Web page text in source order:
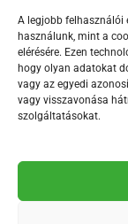
A legjobb felhasználói
használunk, mint a
elérésére. Ezen
hogy olyan adatokat
vagy az egyedi
vagy visszavonása
szolgáltatásokat.
F
a
c
e
b
o
-
Y
o
u
t
u
e
s
Az Érd Média
Médiatanács a